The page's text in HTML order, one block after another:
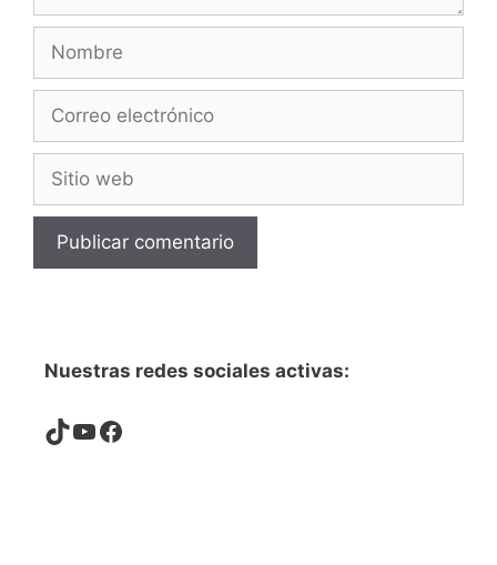
Nombre
Correo
Sitio
web
Nuestras redes sociales activas:
TikTok
YouTube
Facebook